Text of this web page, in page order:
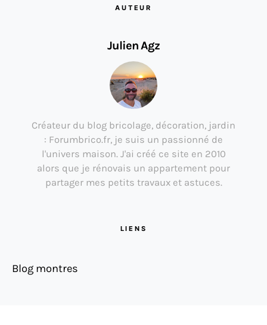
AUTEUR
Julien Agz
Créateur du blog bricolage, décoration, jardin
: Forumbrico.fr, je suis un passionné de
l'univers maison. J'ai créé ce site en 2010
alors que je rénovais un appartement pour
partager mes petits travaux et astuces.
LIENS
Blog montres